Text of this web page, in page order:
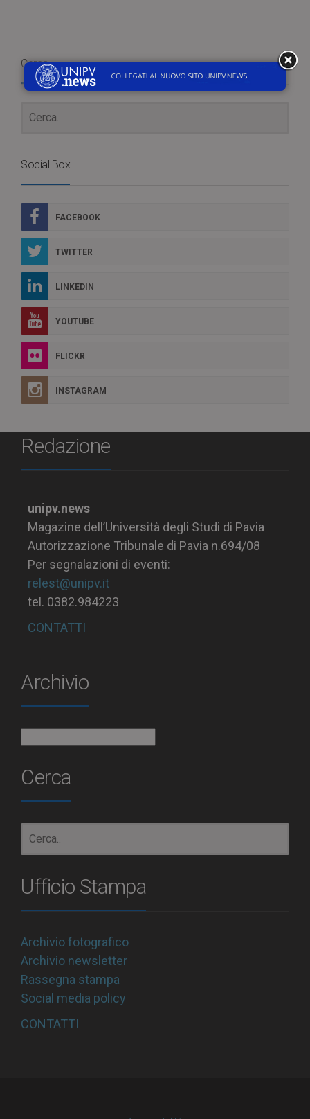
Cerca
Social Box
FACEBOOK
TWITTER
LINKEDIN
YOUTUBE
FLICKR
INSTAGRAM
Redazione
unipv.news
Magazine dell’Università degli Studi di Pavia
Autorizzazione Tribunale di Pavia n.694/08
Per segnalazioni di eventi:
relest@unipv.it
tel. 0382.984223
CONTATTI
Archivio
Cerca
Ufficio Stampa
Archivio fotografico
Archivio newsletter
Rassegna stampa
Social media policy
CONTATTI